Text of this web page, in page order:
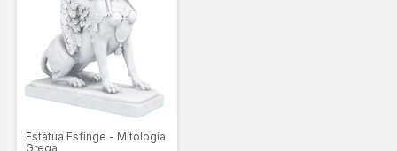
Estátua Esfinge - Mitologia
Grega